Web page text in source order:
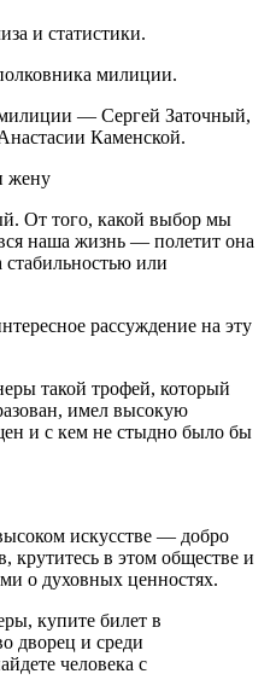
и статистики.
милиции.
— Сергей Заточный,
Каменской.
жену
От того, какой выбор мы
наша жизнь — полетит она
стабильностью или
рассуждение на эту
такой трофей, который
имел высокую
и с кем не стыдно было бы
искусстве — добро
крутитесь в этом обществе и
о духовных ценностях.
купите билет в
дворец и среди
человека с